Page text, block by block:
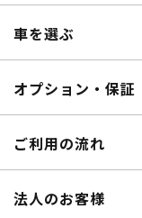
車を選ぶ
オプション・保証
ご利用の流れ
法人のお客様